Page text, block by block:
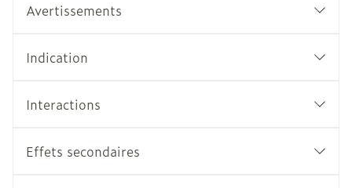
Avertissements
Indication
Interactions
Effets secondaires